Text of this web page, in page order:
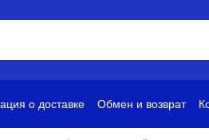
о доставке Обмен и возврат